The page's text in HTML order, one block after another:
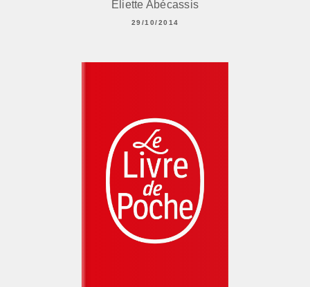
Eliette Abécassis
29/10/2014